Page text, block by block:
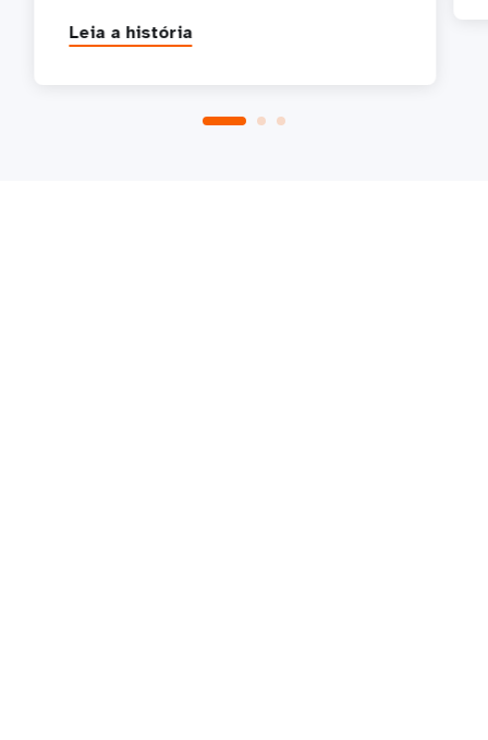
Leia a história